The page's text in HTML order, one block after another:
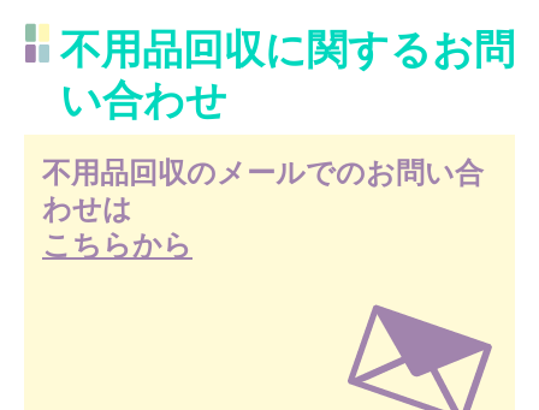
不用品回収に関するお問
い合わせ
不用品回収のメールでのお問い合
わせは
こちらから